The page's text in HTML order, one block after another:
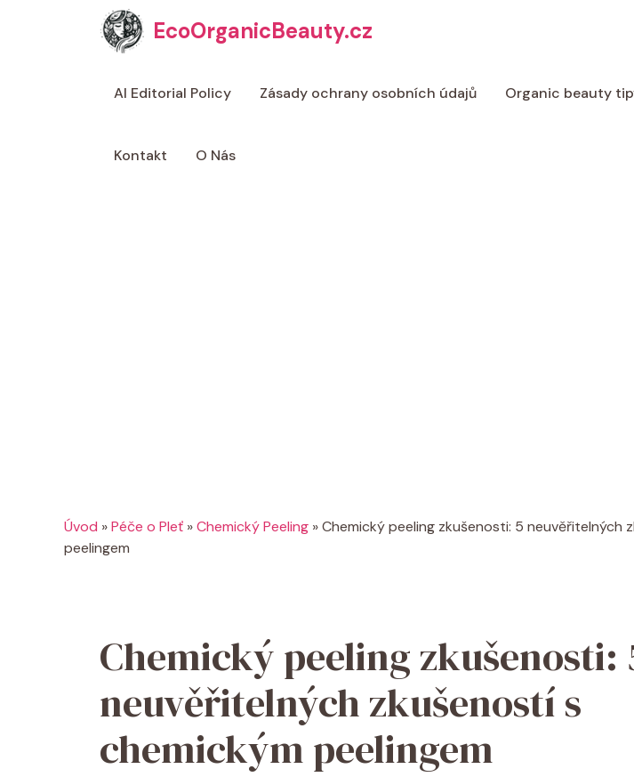
EcoOrganicBeauty.cz
AI Editorial Policy Zásady ochrany osobních údajů Organic beauty
Kontakt O Nás
Úvod »Péče o Pleť »Chemický Peeling »Chemický peeling zkušenosti: 5 neuvěřitelných
peelingem
Chemický peeling zkušenosti:
neuvěřitelných zkušeností s
chemickým peelingem